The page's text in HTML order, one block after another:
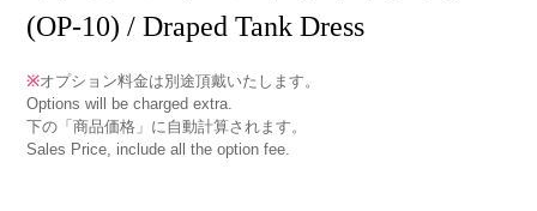
(OP-10) / Draped Tank Dress
※オプション料金は別途頂戴いたします。
Options will be charged extra.
下の「商品価格」に自動計算されます。
Sales Price, include all the option fee.